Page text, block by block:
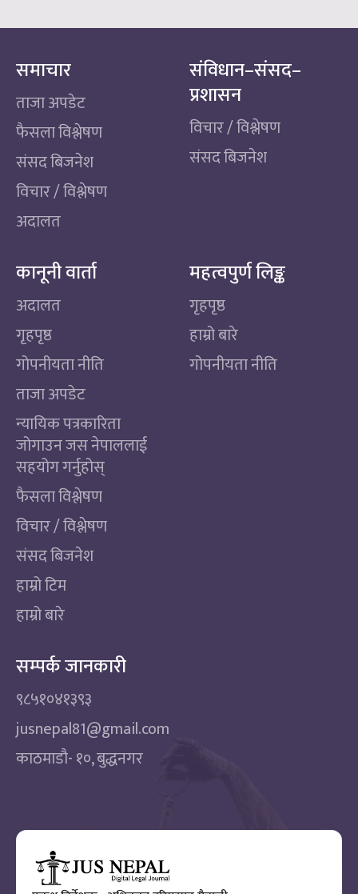
समाचार
ताजा अपडेट
फैसला विश्लेषण
संसद बिजनेश
विचार / विश्लेषण
अदालत
संविधान–संसद–
प्रशासन
विचार / विश्लेषण
संसद बिजनेश
कानूनी वार्ता
अदालत
गृहपृष्ठ
गोपनीयता नीति
ताजा अपडेट
न्यायिक पत्रकारिता
जोगाउन जस नेपाललाई
सहयोग गर्नुहोस्
फैसला विश्लेषण
विचार / विश्लेषण
संसद बिजनेश
हाम्रो टिम
हाम्रो बारे
महत्वपुर्ण लिङ्क
गृहपृष्ठ
हाम्रो बारे
गोपनीयता नीति
सम्पर्क जानकारी
९८५१०४१३९३
jusnepal81@gmail.com
काठमाडाै‌- १०, बुद्धनगर